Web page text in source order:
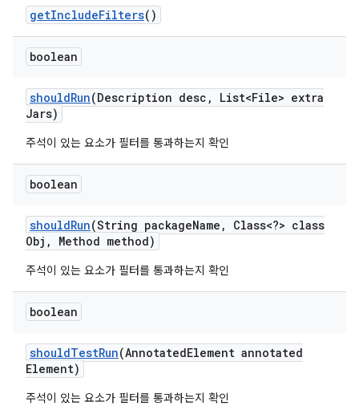
getIncludeFilters()
boolean
shouldRun(Description desc ,
List<File> extra
Jars)
주석이 있는 요소가 필터를 통과하는지 확인
boolean
shouldRun(String packageName ,
Class<?> class
Obj , Method method)
주석이 있는 요소가 필터를 통과하는지 확인
boolean
shouldTestRun(AnnotatedElement annotated
Element)
주석이 있는 요소가 필터를 통과하는지 확인